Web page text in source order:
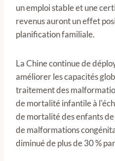
un emploi stable et une
revenus auront un effet
planification familiale.
La Chine continue de
améliorer les capacités
traitement des
de mortalité infantile à
de mortalité des enfants
de malformations
diminué de plus de 30 %